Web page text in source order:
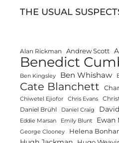
THE USUAL
Alan Rickman Andrew Scott
Benedict
Ben Kingsley Ben Whishaw
Cate Blanchett
Chiwetel Ejiofor Chris Evans
Daniel Brühl Daniel Craig
Eddie Marsan Emily Blunt Ewan
George Clooney Helena